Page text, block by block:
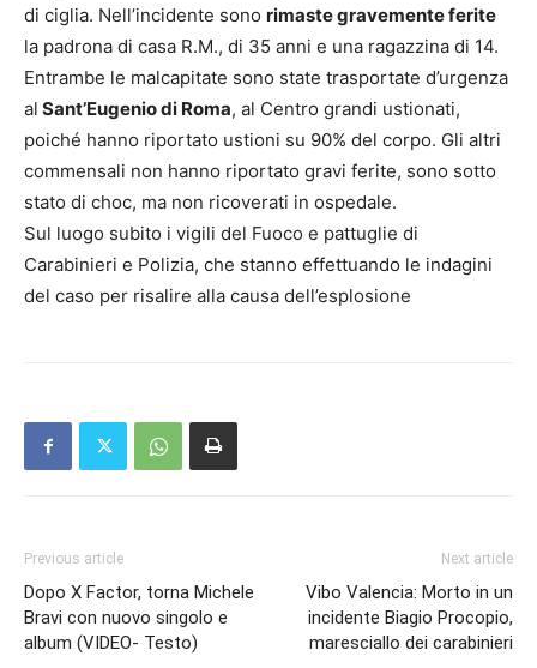
di ciglia. Nell’incidente sono rimaste gravemente ferite
la padrona di casa R.M., di 35 anni e una ragazzina di 14.
Entrambe le malcapitate sono state trasportate d’urgenza
al Sant’Eugenio di Roma, al Centro grandi ustionati,
poiché hanno riportato ustioni su 90% del corpo. Gli altri
commensali non hanno riportato gravi ferite, sono sotto
stato di choc, ma non ricoverati in ospedale.
Sul luogo subito i vigili del Fuoco e pattuglie di
Carabinieri e Polizia, che stanno effettuando le indagini
del caso per risalire alla causa dell’esplosione
Previous article
Dopo X Factor, torna Michele
Bravi con nuovo singolo e
album (VIDEO- Testo)
Next article
Vibo Valencia: Morto in un
incidente Biagio Procopio,
maresciallo dei carabinieri